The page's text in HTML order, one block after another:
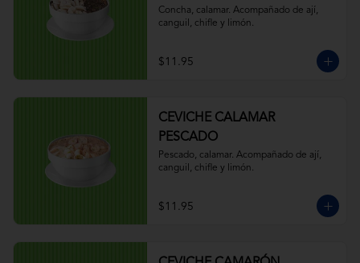
Concha, calamar. Acompañado de ají,
canguil, chifle y limón.
$11.95
CEVICHE CALAMAR
PESCADO
Pescado, calamar. Acompañado de ají,
canguil, chifle y limón.
$11.95